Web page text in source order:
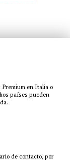
en Italia o
países pueden
de contacto, por